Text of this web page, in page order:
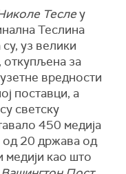
Теслеу
Теслина
уз велики
откупљена за
вредности
поставци, а
светску
450 медија
од 20 држава од
медији као што